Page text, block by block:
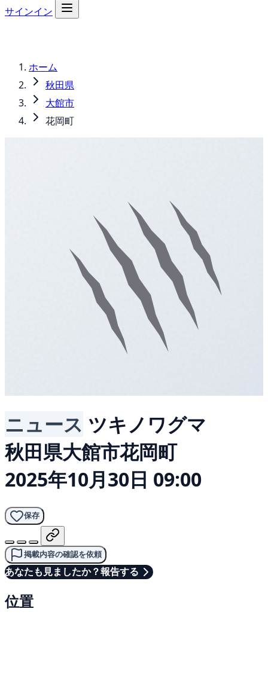
サインイン
ホーム
秋田県
大館市
花岡町
ニュース ツキノワグマ
秋田県大館市花岡町
2025年10月30日 09:00
保存
掲載内容の確認を依頼
あなたも見ましたか？報告する
位置